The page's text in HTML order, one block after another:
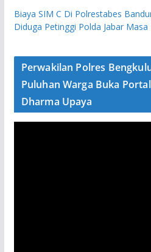
Biaya SIM C Di Polrestabes
Diduga Petinggi Polda Jabar
Perwakilan Polres
Puluhan Warga Buka
Dharma Upaya